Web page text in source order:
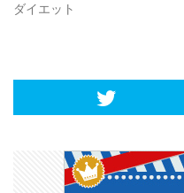
ダイエット